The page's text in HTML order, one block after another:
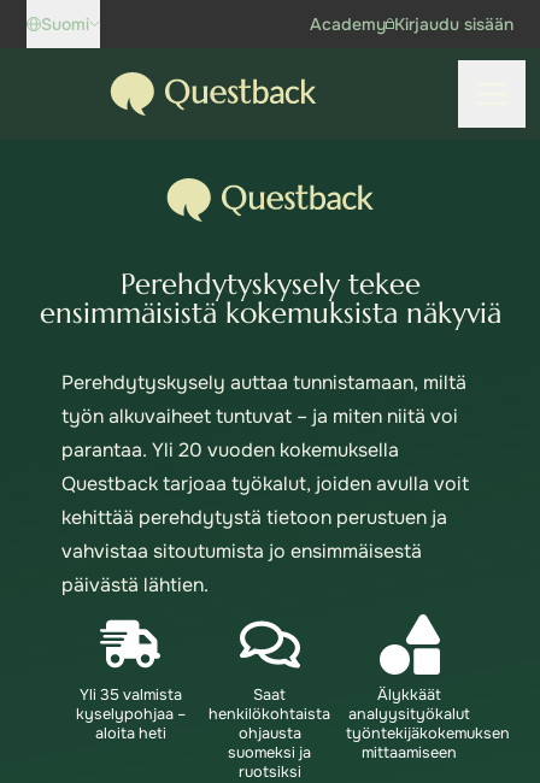
Skip to content
Suomi Academy Kirjaudu sisään
Questback
Perehdytyskysely tekee
ensimmäisistä kokemuksista näkyviä
Perehdytyskysely auttaa tunnistamaan, miltä
työn alkuvaiheet tuntuvat – ja miten niitä voi
parantaa. Yli 20 vuoden kokemuksella
Questback tarjoaa työkalut, joiden avulla voit
kehittää perehdytystä tietoon perustuen ja
vahvistaa sitoutumista jo ensimmäisestä
päivästä lähtien.
Yli 35 valmista
kyselypohjaa –
aloita heti
Saat
henkilökohtaista
ohjausta
suomeksi ja
ruotsiksi
Älykkäät
analyysityökalut
työntekijäkokemuksen
mittaamiseen